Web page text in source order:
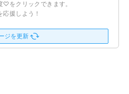
♡をクリックできます。
援しよう！
ジを更新